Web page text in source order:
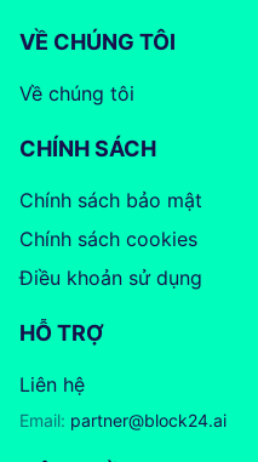
VỀ CHÚNG TÔI
Về chúng tôi
CHÍNH SÁCH
Chính sách bảo mật
Chính sách cookies
Điều khoản sử dụng
HỖ TRỢ
Liên hệ
Email: partner@block24.ai